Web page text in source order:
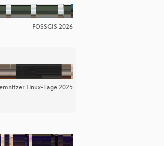
FOSSGIS 2026
Linux-Tage 2025